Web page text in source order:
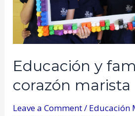
Educación y
corazón marista
Leave a Comment/ Educación